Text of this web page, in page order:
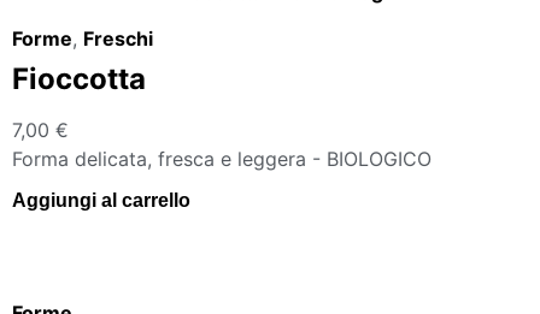
Forme, Freschi
Fioccotta
7,00 €
Forma delicata, fresca e leggera - BIOLOGICO
Aggiungi al carrello